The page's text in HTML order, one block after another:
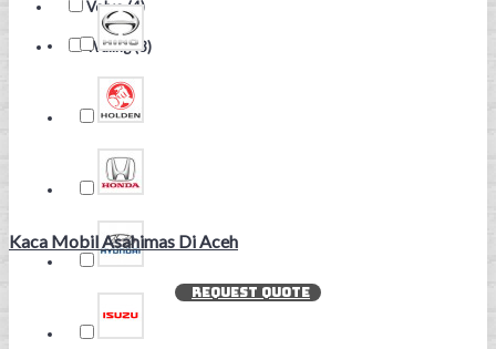
Volvo (4)
Wuling (3)
Kaca Mobil Asahimas Di Aceh
REQUEST QUOTE